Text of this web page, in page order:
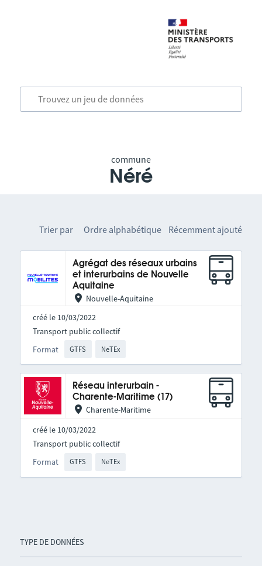
commune
Néré
TYPE DE DONNÉES
Trier par Ordre alphabétique Récemment ajouté
Agrégat des réseaux urbains
et interurbains de Nouvelle
Aquitaine
Nouvelle-Aquitaine
créé le 10/03/2022
Format GTFS NeTEx
Transport public collectif
Réseau interurbain -
Charente-Maritime (17)
Charente-Maritime
créé le 10/03/2022
Format GTFS NeTEx
Transport public collectif